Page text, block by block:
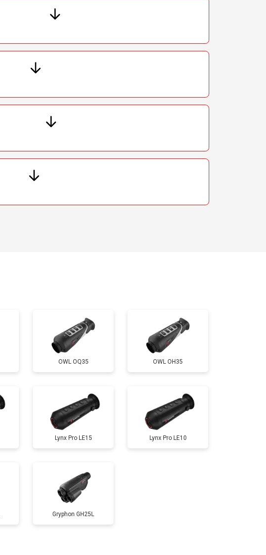
OWL OQ35 OWL OH35
Lynx Pro LE15 Lynx Pro LE10
Gryphon GH25L